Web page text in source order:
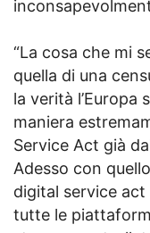
“La cosa che mi
quella di una
la verità l’Europa
maniera
Service Act già
Adesso con
digital service act
tutte le